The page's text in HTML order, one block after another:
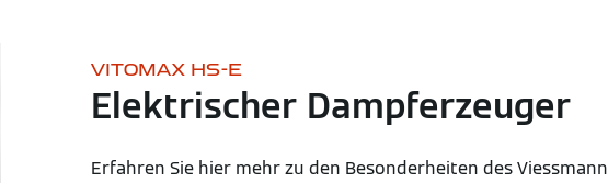
VITOMAX HS-E
Elektrischer Dampferzeuger
Erfahren Sie hier mehr zu den Besonderheiten des Viessmann